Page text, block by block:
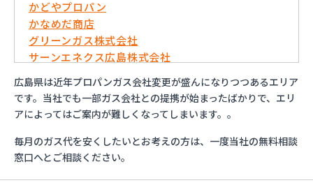
かどやプロパン
かなめだ商店
グリーンガス株式会社
サーンエネクス広島株式会社
さくらBIM株式会社
ダイネン株式会社広島営業所
トーショク
やぶねハウビン株式会社 LPガス事業所
（YAVNE・HOUVIN）
広島県は近年プロパンガス会社変更が盛んになりつつあるエリア
です。当社でも一部ガス会社との提携が始まったばかりで、エリ
アによってはご案内が難しくなってしまいます。。
毎月のガス代を安くしたいとお考えの方は、一度当社の無料相談
窓口へとご相談ください。